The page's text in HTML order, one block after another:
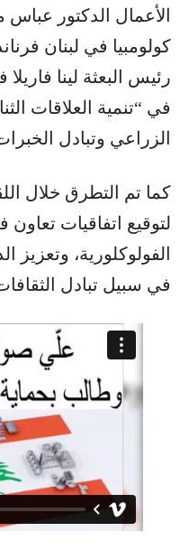
الأعمال الدكتور
كولومبيا في لبنان
رئيس البعثة لينا
في “تنمية العلاقات
الزراعي وتبادل
كما تم التطرق خلال
لتوقيع اتفاقيات
الفولوكلورية، وتعزيز
في سبيل تبادل